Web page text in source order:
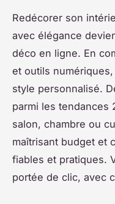
Redécorer son
avec élégance
déco en ligne. En
et outils
style personnalisé.
parmi les tendances
salon, chambre ou
maîtrisant budget et
fiables et pratiques.
portée de clic, avec